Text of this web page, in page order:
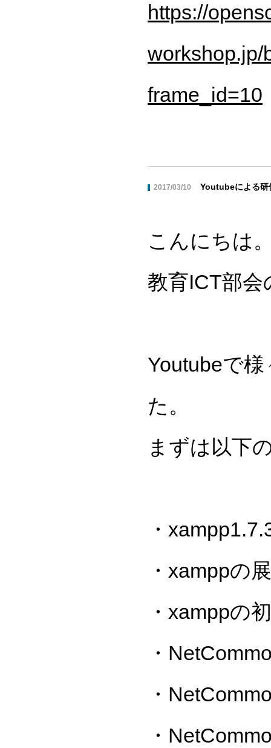
https://
workshop.jp/
frame_id=10
2017/03/10 Youtubeによる研
こんにちは
教育ICT部会
Youtubeで
た。
まずは以下
・
・xamppの
・xamppの
・
・
・